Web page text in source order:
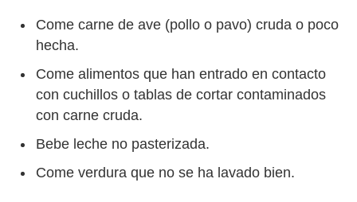
Come carne de ave (pollo o pavo) cruda o poco
hecha.
Come alimentos que han entrado en contacto
con cuchillos o tablas de cortar contaminados
con carne cruda.
Bebe leche no pasterizada.
Come verdura que no se ha lavado bien.